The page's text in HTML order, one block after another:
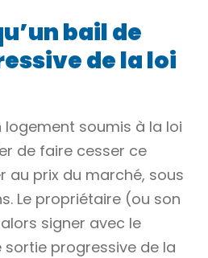
bail de
de la loi
logement soumis à la loi
de faire cesser ce
au prix du marché, sous
Le propriétaire (ou son
signer avec le
sortie progressive de la